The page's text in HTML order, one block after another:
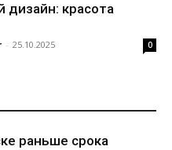
красота
- 25.10.2025 0
раньше срока